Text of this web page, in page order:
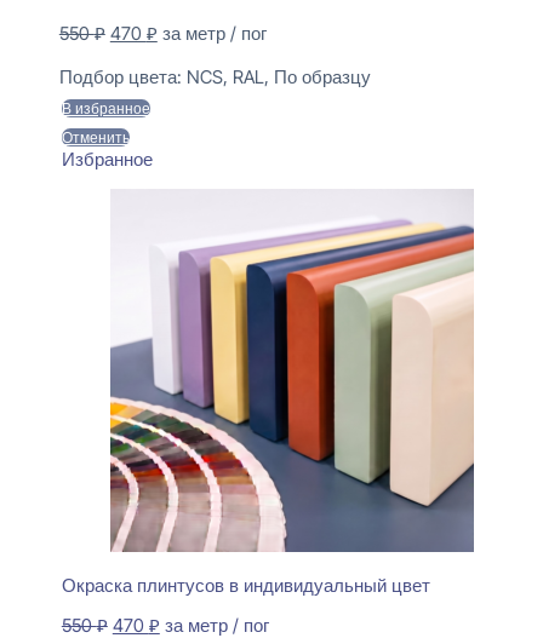
550₽ Первоначальная
составляла
550 ₽.
470 ₽Текущая
470 ₽.
за метр / пог
Подбор цвета: NCS, RAL, По образцу
В избранное
Отменить
Избранное
Окраска плинтусов в индивидуальный цвет
550₽ Первоначальная
470 ₽Текущая
за метр / пог